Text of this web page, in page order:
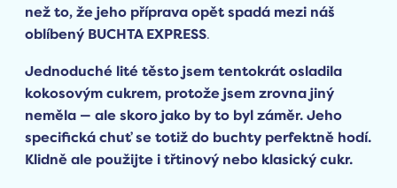
než to, že jeho příprava opět spadá mezi náš
oblíbený BUCHTA EXPRESS.
Jednoduché lité těsto jsem tentokrát osladila
kokosovým cukrem, protože jsem zrovna jiný
neměla — ale skoro jako by to byl záměr. Jeho
specifická chuť se totiž do buchty perfektně hodí.
Klidně ale použijte i třtinový nebo klasický cukr.